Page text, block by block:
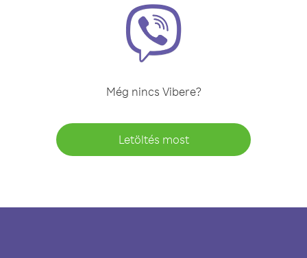
Még nincs Vibere?
Letöltés most